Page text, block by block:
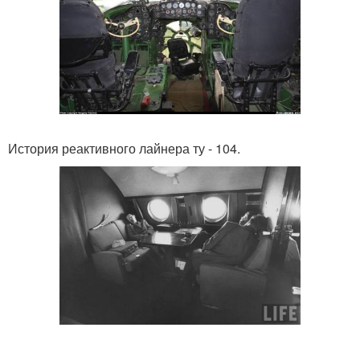
История реактивного лайнера ту - 104.